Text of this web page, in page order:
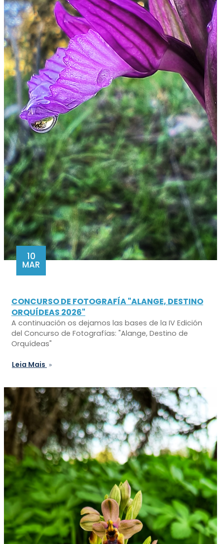
10
MAR
CONCURSO DE FOTOGRAFÍA "ALANGE, DESTINO
ORQUÍDEAS 2026"
A continuación os dejamos las bases de la IV Edición
del Concurso de Fotografías: "Alange, Destino de
Orquídeas"
Leia Mais